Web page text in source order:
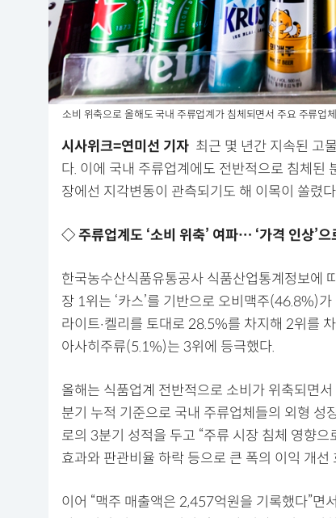
소비 위축으로 올해도 국내 주류업계가 침체되면서 주요 주류업
시사위크=연미선 기자 최근 몇 년간 지속된 고
다. 이에 국내 주류업계에도 전반적으로 침체된
장에선 지각변동이 관측되기도 해 이목이 쏠렸
◇ 주류업계도 ‘소비 위축’ 여파… ‘가격 인상’으
한국농수산식품유통공사 식품산업통계정보에
장 1위는 ‘카스’를 기반으로 오비맥주(46.8%)
라이트‧켈리를 토대로 28.5%를 차지해 2위를
아사히주류(5.1%)는 3위에 등극했다.
올해는 식품업계 전반적으로 소비가 위축되면
분기 누적 기준으로 국내 주류업체들의 외형 성
로의 3분기 성적을 두고 “주류 시장 침체 영향
효과와 판관비율 하락 등으로 큰 폭의 이익 개선
이어 “맥주 매출액은 2,457억원을 기록했다”면